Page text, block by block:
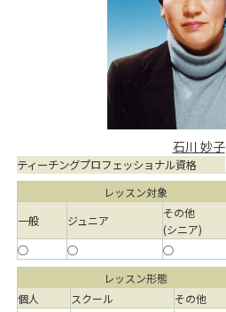
石川 妙子
ティーチングプロフェッショナル資格
レッスン対象
一般
ジュニア
その他
(シニア)
○
○
○
レッスン形態
個人
スクール
その他